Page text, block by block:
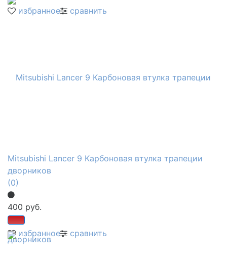
избранное сравнить
избранное сравнить
Mitsubishi Lancer 9 Карбоновая втулка трапеции
дворников
(0)
400 руб.